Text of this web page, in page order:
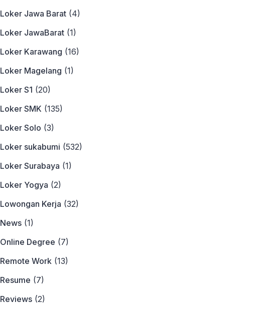
Loker Jawa Barat (4)
Loker JawaBarat (1)
Loker Karawang (16)
Loker Magelang (1)
Loker S1 (20)
Loker SMK (135)
Loker Solo (3)
Loker sukabumi (532)
Loker Surabaya (1)
Loker Yogya (2)
Lowongan Kerja (32)
News (1)
Online Degree (7)
Remote Work (13)
Resume (7)
Reviews (2)